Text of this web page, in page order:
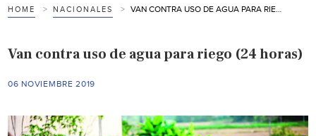
HOME NACIONALES
Van contra uso de agua para riego (24 horas)
06 NOVIEMBRE 2019